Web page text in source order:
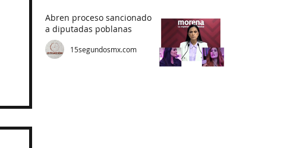
Abren proceso sancionador
a diputadas poblanas
15segundosmx.com